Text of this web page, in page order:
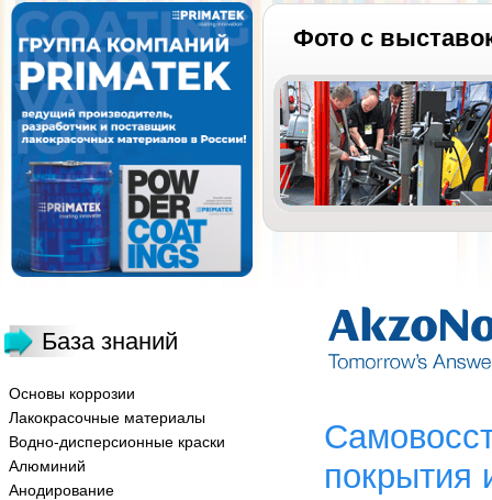
Фото с
База знаний
Основы коррозии
Лакокрасочные материалы
Водно-дисперсионные краски
Алюминий
Анодирование